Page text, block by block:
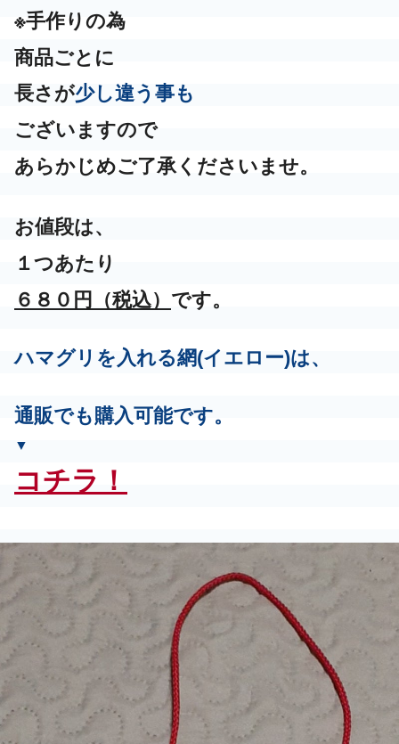
※手作りの為
商品ごとに
長さが少し違う事も
ございますので
あらかじめご了承くださいませ。
お値段は、
１つあたり
６８０円（税込） です。
ハマグリを入れる網(イエロー)は、
通販でも購入可能です。
▼
コチラ！